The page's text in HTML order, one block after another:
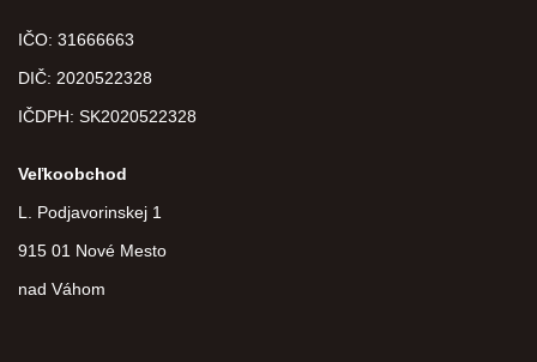
IČO: 31666663
DIČ: 2020522328
IČDPH: SK2020522328
Veľkoobchod
L. Podjavorinskej 1
915 01 Nové Mesto
nad Váhom